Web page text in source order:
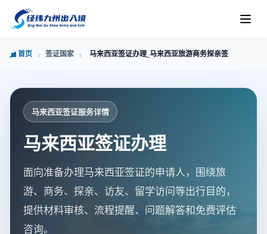
首页 签证国家 马来西亚签证办理_马来西亚旅游商务探亲签证材料审核
马来西亚签证服务详情
马来西亚签证办理
面向准备办理马来西亚签证的申请人，围绕旅
游、商务、探亲、访友、留学访问等出行目的，
提供材料审核、流程提醒、问题解答和免费评估
咨询。